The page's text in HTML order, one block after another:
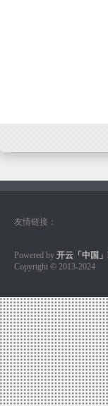
友情链接：
Powered by 开云「中国
Copyright © 2013-2024